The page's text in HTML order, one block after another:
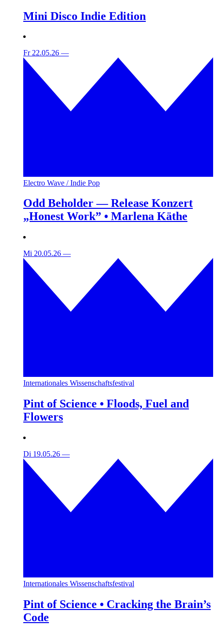
Mini Disco Indie Edition
Fr 22.05.26 —
Electro Wave / Indie Pop
Odd Beholder — Release Konzert
„Honest Work” • Marlena Käthe
Mi 20.05.26 —
Internationales Wissenschaftsfestival
Pint of Science • Floods, Fuel and
Flowers
Di 19.05.26 —
Internationales Wissenschaftsfestival
Pint of Science • Cracking the Brain’s
Code